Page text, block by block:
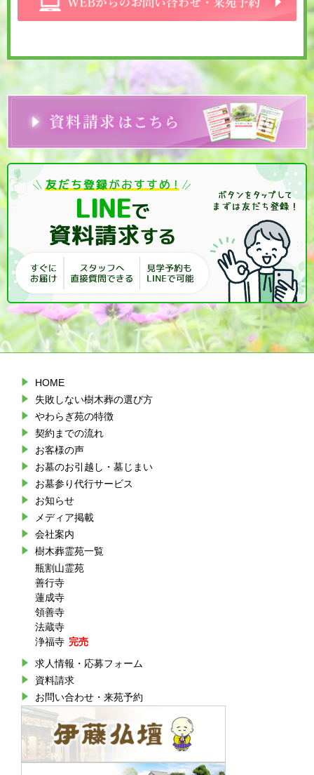
HOME
失敗しない樹木葬の選び方
やわらぎ苑の特徴
契約までの流れ
お客様の声
お墓のお引越し・墓じまい
お墓参り代行サービス
お知らせ
メディア掲載
会社案内
樹木葬霊苑一覧
瓶割山霊苑
善行寺
蓮成寺
領善寺
法蔵寺
浄福寺
求人情報・応募フォーム
資料請求
お問い合わせ・来苑予約